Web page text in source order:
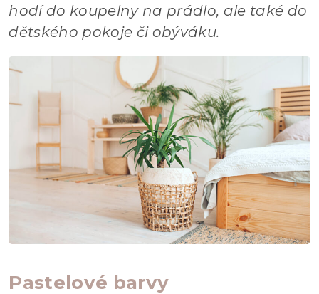
hodí do koupelny na prádlo, ale také do
dětského pokoje či obýváku.
Pastelové barvy